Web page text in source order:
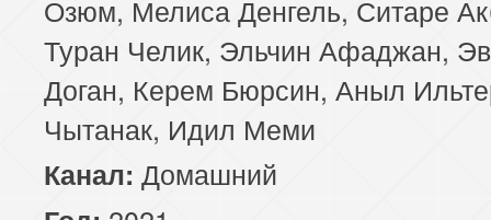
Озюм, Мелиса Денгель, Ситаре
Туран Челик, Эльчин Афаджан,
Доган, Керем Бюрсин, Аныл
Чытанак, Идил Меми
Канал: Домашний